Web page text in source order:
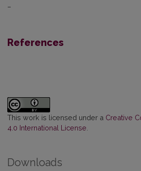
–
References
This work is licensed under a Creative
4.0 International License
Downloads